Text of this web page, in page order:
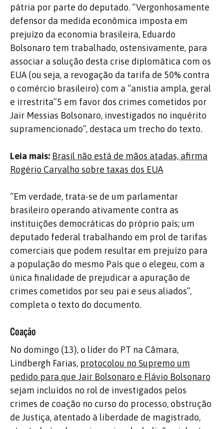
pátria por parte do deputado. “Vergonhosamente
defensor da medida econômica imposta em
prejuízo da economia brasileira, Eduardo
Bolsonaro tem trabalhado, ostensivamente, para
associar a solução desta crise diplomática com os
EUA (ou seja, a revogação da tarifa de 50% contra
o comércio brasileiro) com a “anistia ampla, geral
e irrestrita”5 em favor dos crimes cometidos por
Jair Messias Bolsonaro, investigados no inquérito
supramencionado”, destaca um trecho do texto.
Leia mais: Brasil não está de mãos atadas, afirma
Rogério Carvalho sobre taxas dos EUA
“Em verdade, trata-se de um parlamentar
brasileiro operando ativamente contra as
instituições democráticas do próprio país; um
deputado federal trabalhando em prol de tarifas
comerciais que podem resultar em prejuízo para
a população do mesmo País que o elegeu, com a
única finalidade de prejudicar a apuração de
crimes cometidos por seu pai e seus aliados”,
completa o texto do documento.
Coação
No domingo (13), o líder do PT na Câmara,
Lindbergh Farias, protocolou no Supremo um
pedido para que Jair Bolsonaro e Flávio Bolsonaro
sejam incluídos no rol de investigados pelos
crimes de coação no curso do processo, obstrução
de Justiça, atentado à liberdade de magistrado,